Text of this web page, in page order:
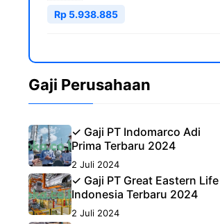
Rp 5.938.885
Gaji Perusahaan
✓ Gaji PT Indomarco Adi
Prima Terbaru 2024
2 Juli 2024
✓ Gaji PT Great Eastern Life
Indonesia Terbaru 2024
2 Juli 2024